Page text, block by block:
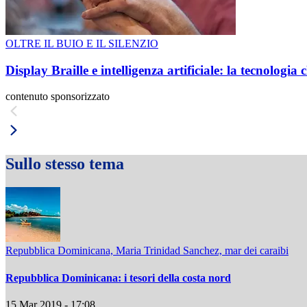
OLTRE IL BUIO E IL SILENZIO
Display Braille e intelligenza artificiale: la tecnologia
contenuto sponsorizzato
Sullo stesso tema
Repubblica Dominicana, Maria Trinidad Sanchez, mar dei caraibi
Repubblica Dominicana: i tesori della costa nord
15 Mar 2019 - 17:08